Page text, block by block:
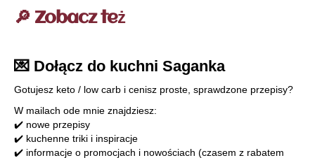
🔎 Zobacz też
💌 Dołącz do kuchni Saganka
Gotujesz keto / low carb i cenisz proste, sprawdzone przepisy?
W mailach ode mnie znajdziesz:
✔️ nowe przepisy
✔️ kuchenne triki i inspiracje
✔️ informacje o promocjach i nowościach (czasem z rabatem